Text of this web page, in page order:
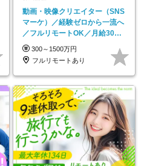
動画・映像クリエイター（SNS
マーケ）／経験ゼロから一流へ
／フルリモートOK／月給30万
円～／年休130日以上
300～1500万円
フルリモートあり